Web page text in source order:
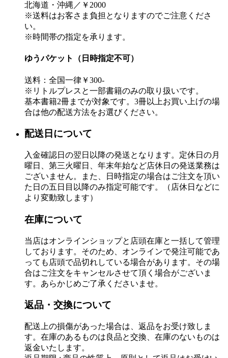
北海道・沖縄／￥2000
※送料はお客さま負担となりますのでご注意くださ
い。
※時間帯の指定を承ります。
ゆうパケット（日時指定不可）
送料：全国一律￥300-
※リトルプレスと一部書籍のみの取り扱いです。
基本書籍2冊までが対象です。3冊以上お買い上げの場
合は他の配送方法をお選びください。
配送日について
入金確認日の翌日以降の発送となります。定休日の月
曜日、第三火曜日、年末年始など店休日の発送業務は
ございません。また、日時指定の場合はご注文を頂い
た日の五日目以降のみ指定可能です。（店休日などに
より変動致します）
在庫について
当店はオンラインショップと店頭在庫と一括して管理
しております。そのため、オンラインで発注可能であ
っても店頭で品切れしている場合があります。その場
合はご注文をキャンセルさせて頂く場合がございま
す。あらかじめご了承くださいませ。
返品・交換について
配送上の損傷があった場合は、返品をお受け致しま
す。在庫のあるものは良品と交換、在庫のないものは
返金いたします。